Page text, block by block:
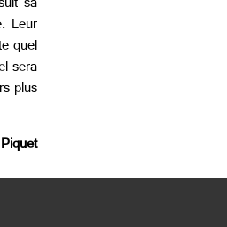
Leur
quel
sera
plus